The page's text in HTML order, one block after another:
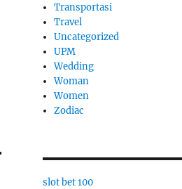
Transportasi
Travel
Uncategorized
UPM
Wedding
Woman
Women
Zodiac
slot bet 100